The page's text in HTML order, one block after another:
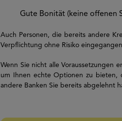
Gute Bonität (keine offenen
Auch Personen, die bereits andere
Verpflichtung ohne Risiko
Wenn Sie nicht alle Voraussetzungen
um Ihnen echte Optionen zu bieten,
andere Banken Sie bereits abgelehnt